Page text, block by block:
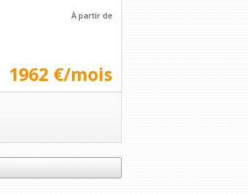
À partir de
1962 €/mois